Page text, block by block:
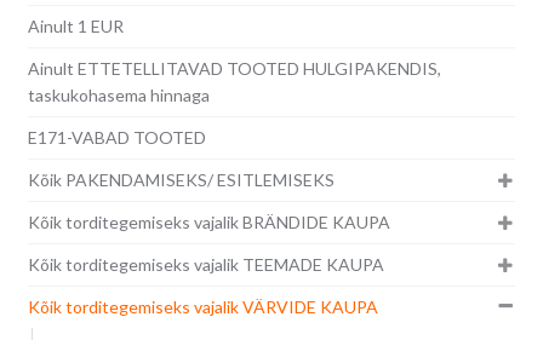
Ainult 1 EUR
Ainult ETTETELLITAVAD TOOTED HULGIPAKENDIS,
taskukohasema hinnaga
E171-VABAD TOOTED
Kõik PAKENDAMISEKS/ ESITLEMISEKS
Kõik torditegemiseks vajalik BRÄNDIDE KAUPA
Kõik torditegemiseks vajalik TEEMADE KAUPA
Kõik torditegemiseks vajalik VÄRVIDE KAUPA